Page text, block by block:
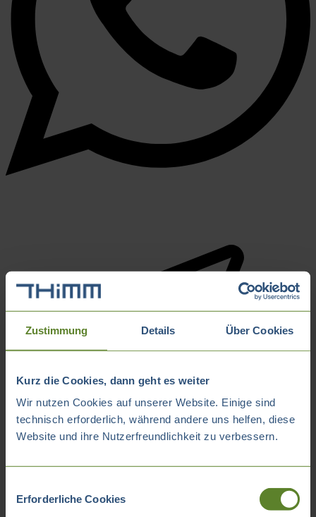
Zustimmung Details Über Cookies
Kurz die Cookies, dann geht es weiter
Wir nutzen Cookies auf unserer Website. Einige sind
technisch erforderlich, während andere uns helfen, diese
Website und ihre Nutzerfreundlichkeit zu verbessern.
Erforderliche Cookies